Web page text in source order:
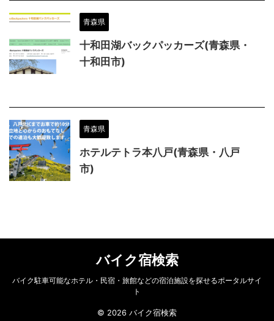
青森県
十和田湖バックパッカーズ(青森県・
十和田市)
青森県
ホテルテトラ本八戸(青森県・八戸
市)
バイク宿検索
バイク駐車可能なホテル・民宿・旅館などの宿泊施設を探せるポータルサイ
ト
© 2026 バイク宿検索